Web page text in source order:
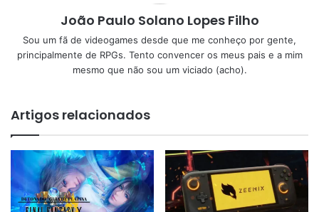
João Paulo Solano Lopes Filho
Sou um fã de videogames desde que me conheço por gente,
principalmente de RPGs. Tento convencer os meus pais e a mim
mesmo que não sou um viciado (acho).
Artigos relacionados